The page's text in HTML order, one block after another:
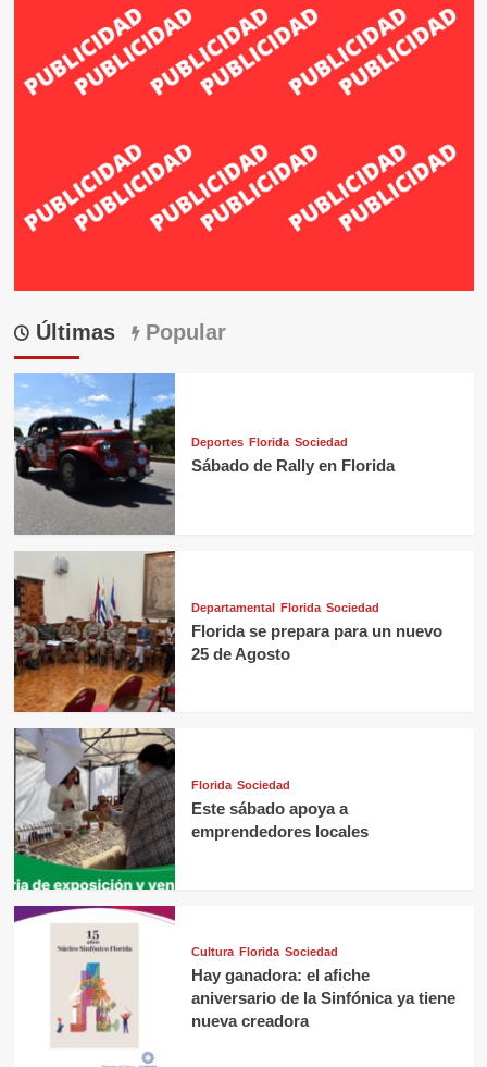
Últimas Popular
Deportes Florida Sociedad
Sábado de Rally en Florida
Departamental Florida Sociedad
Florida se prepara para un nuevo
25 de Agosto
Florida Sociedad
Este sábado apoya a
emprendedores locales
Cultura Florida Sociedad
Hay ganadora: el afiche
aniversario de la Sinfónica ya tiene
nueva creadora